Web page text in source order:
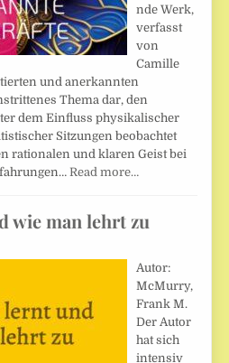
nde Werk,
verfasst
von
Camille
und anerkannten
Thema dar, den
dem Einfluss physikalischer
Sitzungen beobachtet
rationalen und klaren Geist bei
Read more…
wie man lehrt zu
Autor:
McMurry,
Frank M.
Der Autor
hat sich
intensiv